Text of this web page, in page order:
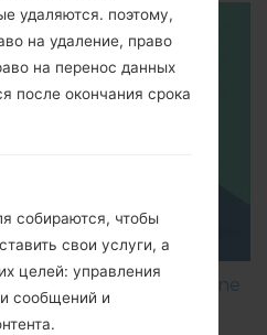
menu on LG Shine
удаляются. поэтому,
на удаление, право
на перенос данных
после окончания срока
собираются, чтобы
свои услуги, а
целей: управления
сообщений и